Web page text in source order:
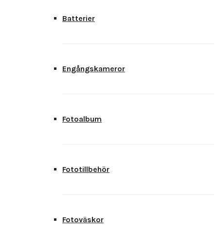
Batterier
Engångskameror
Fotoalbum
Fototillbehör
Fotoväskor